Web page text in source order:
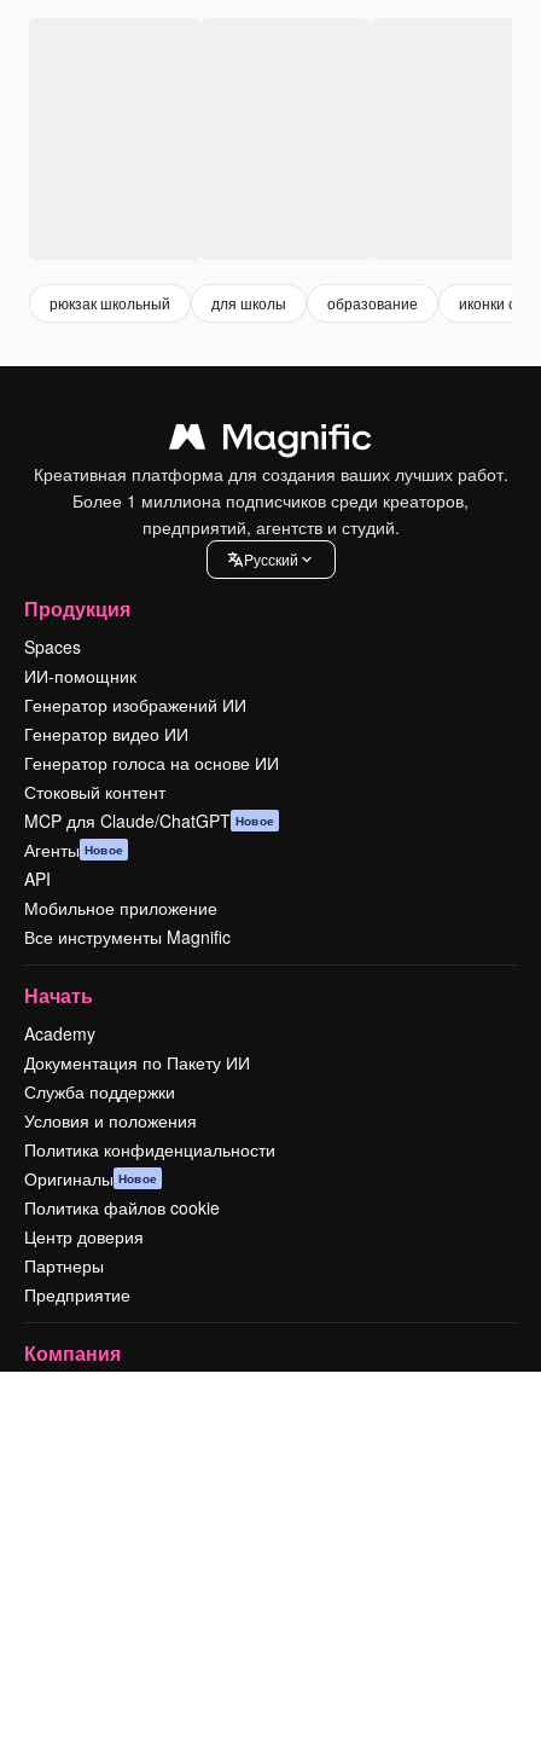
рюкзак школьный для школы образование иконки
Креативная платформа для создания ваших лучших работ.
Более 1 миллиона подписчиков среди креаторов,
предприятий, агентств и студий.
Pусский
Продукция
Spaces
ИИ-помощник
Генератор изображений ИИ
Генератор видео ИИ
Генератор голоса на основе ИИ
Стоковый контент
MCP для Claude/ChatGPT Новое
Агенты Новое
API
Мобильное приложение
Все инструменты Magnific
Начать
Academy
Документация по Пакету ИИ
Служба поддержки
Условия и положения
Политика конфиденциальности
Оригиналы Новое
Политика файлов cookie
Центр доверия
Партнеры
Предприятие
Компания